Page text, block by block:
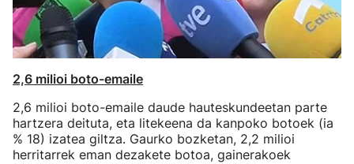
2,6 milioi boto-emaile
2,6 milioi boto-emaile daude hauteskundeetan parte
hartzera deituta, eta litekeena da kanpoko botoek (ia
% 18) izatea giltza. Gaurko bozketan, 2,2 milioi
herritarrek eman dezakete botoa, gainerakoek